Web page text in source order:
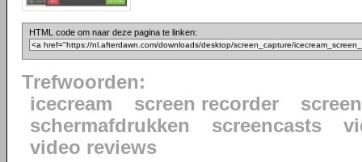
HTML code om naar deze pagina te linken:
Trefwoorden:
icecream
screen recorder
schermafdrukken
screencasts
video reviews